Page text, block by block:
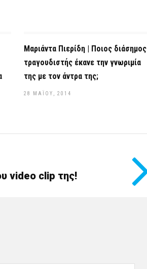
Μαριάντα Πιερίδη | Ποιος διάσημος
τραγουδιστής έκανε την γνωριμία
της με τον άντρα της;
28 ΜΑΪ́ΟΥ, 2014
video clip της!